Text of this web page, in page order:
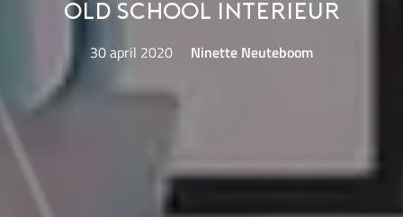
old school interieur
30 april 2020 Ninette Neuteboom